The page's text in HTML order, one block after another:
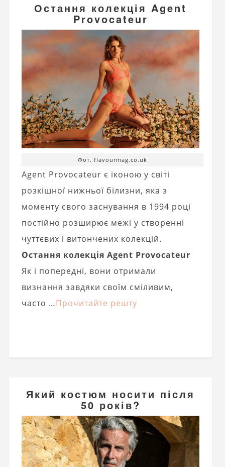
Остання колекція Agent
Provocateur
Фот. flavourmag.co.uk
Agent Provocateur є іконою у світі
розкішної нижньої білизни, яка з
моменту свого заснування в 1994 році
постійно розширює межі у створенні
чуттєвих і витончених колекцій.
Остання колекція Agent Provocateur
Як і попередні, вони отримали
визнання завдяки своїм сміливим,
часто …Прочитайте решту
Який костюм носити після
50 років?